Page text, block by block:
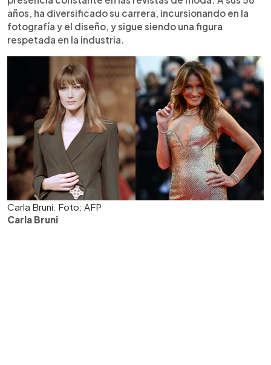
años, ha diversificado su carrera, incursionando en la
fotografía y el diseño, y sigue siendo una figura
respetada en la industria.
Carla Bruni. Foto: AFP
Carla Bruni